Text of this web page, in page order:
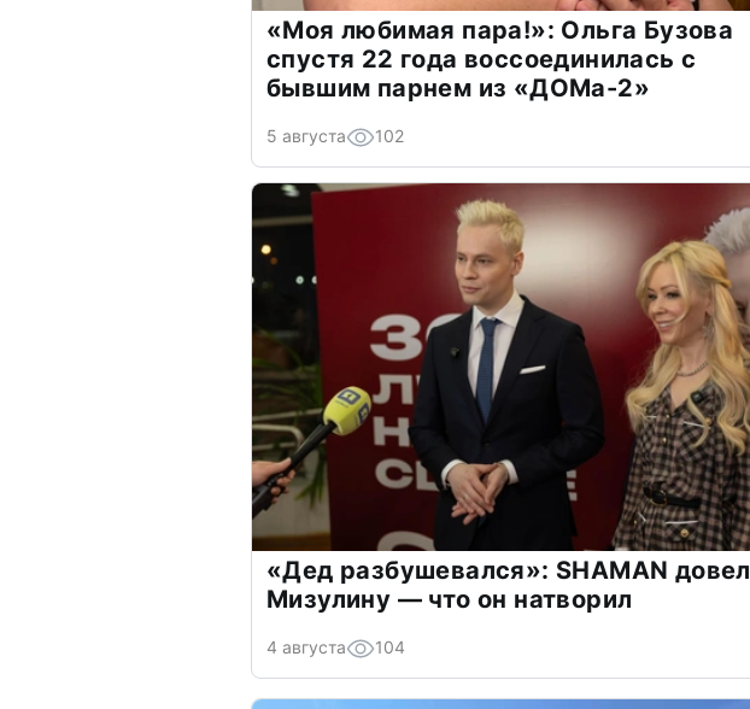
«Моя любимая пара!»: Ольга Бузова
спустя 22 года воссоединилась с
бывшим парнем из «ДОМа-2»
5 августа 102
«Дед разбушевался»: SHAMAN довел
Мизулину — что он натворил
4 августа 104